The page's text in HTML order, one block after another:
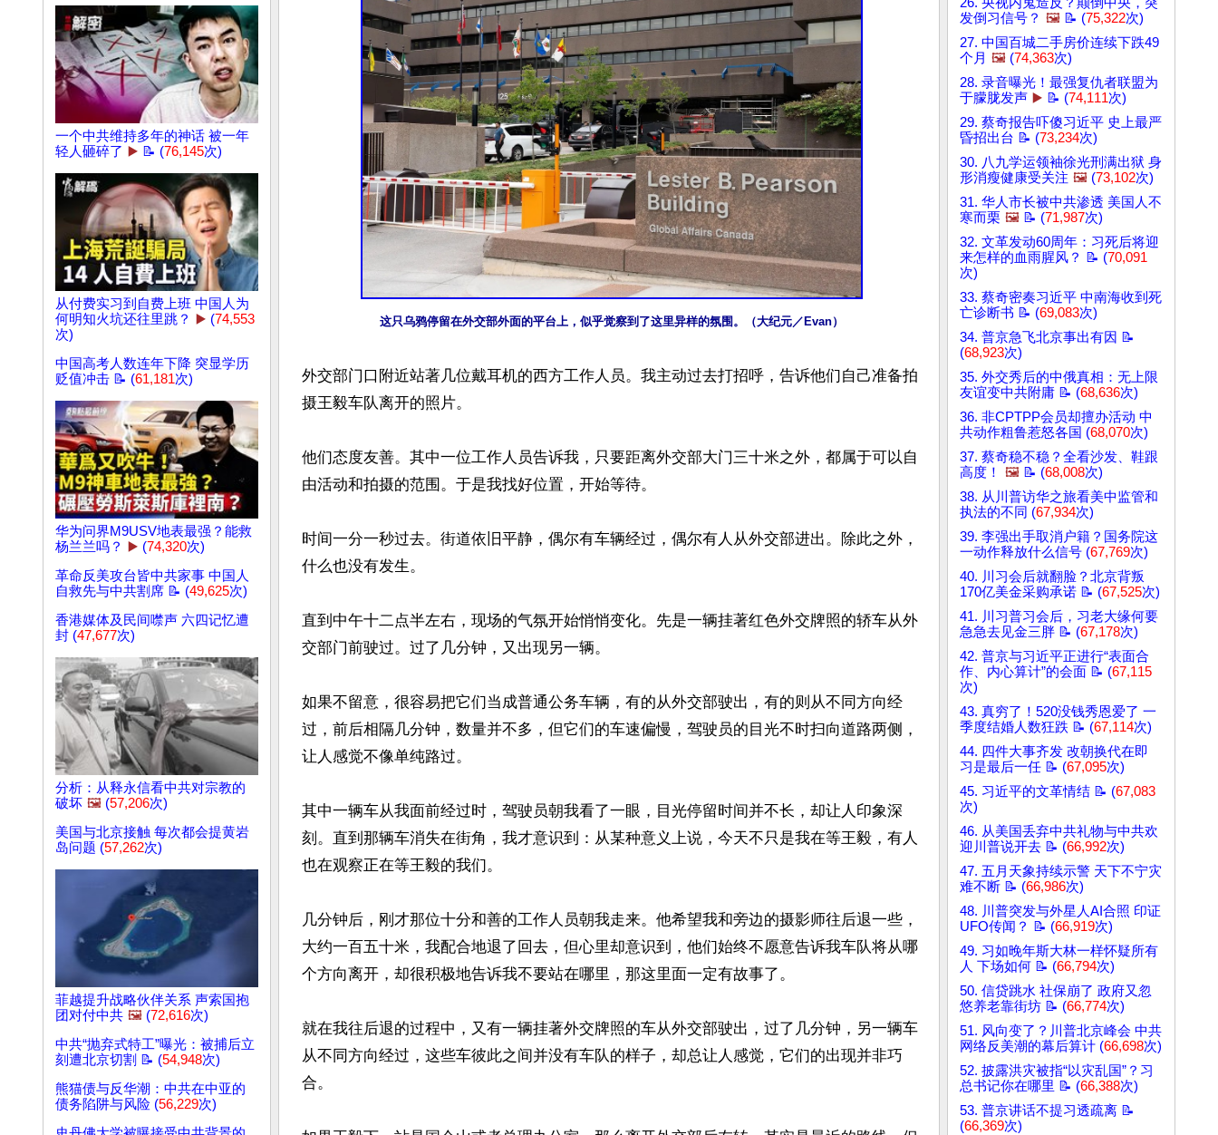
一个中共维持多年的神话 被一年
轻人砸碎了 ▶️ 📝 (76,145次)
从付费实习到自费上班 中国人为
何明知火坑还往里跳？
▶️ (74,553
次)
中国高考人数连年下降 突显学历
贬值冲击 📝 (61,181次)
华为问界M9USV地表最强？能救
杨兰兰吗？
▶️ (74,320次)
革命反美攻台皆中共家事 中国人
自救先与中共割席 📝 (49,625次)
香港媒体及民间噤声 六四记忆遭
封 (47,677次)
分析：从释永信看中共对宗教的
破坏 🖼️ (57,206次)
美国与北京接触 每次都会提黄岩
岛问题 (57,262次)
菲越提升战略伙伴关系 声索国抱
团对付中共 🖼️ (72,616次)
中共“抛弃式特工”曝光：被捕后立
刻遭北京切割 📝 (54,948次)
熊猫债与反华潮：中共在中亚的
债务陷阱与风险 (56,229次)
这只乌鸦停留在外交部外面的平台上，似乎觉察到了这里异样的氛围。（大纪元／Evan）
外交部门口附近站著几位戴耳机的西方工作人员。我主动过去打招呼，告诉他们自己准备拍
摄王毅车队离开的照片。
他们态度友善。其中一位工作人员告诉我，只要距离外交部大门三十米之外，都属于可以自
由活动和拍摄的范围。于是我找好位置，开始等待。
时间一分一秒过去。街道依旧平静，偶尔有车辆经过，偶尔有人从外交部进出。除此之外，
什么也没有发生。
直到中午十二点半左右，现场的气氛开始悄悄变化。先是一辆挂著红色外交牌照的轿车从外
交部门前驶过。过了几分钟，又出现另一辆。
如果不留意，很容易把它们当成普通公务车辆，有的从外交部驶出，有的则从不同方向经
过，前后相隔几分钟，数量并不多，但它们的车速偏慢，驾驶员的目光不时扫向道路两侧，
让人感觉不像单纯路过。
其中一辆车从我面前经过时，驾驶员朝我看了一眼，目光停留时间并不长，却让人印象深
刻。直到那辆车消失在街角，我才意识到：从某种意义上说，今天不只是我在等王毅，有人
也在观察正在等王毅的我们。
几分钟后，刚才那位十分和善的工作人员朝我走来。他希望我和旁边的摄影师往后退一些，
大约一百五十米，我配合地退了回去，但心里却意识到，他们始终不愿意告诉我车队将从哪
个方向离开，却很积极地告诉我不要站在哪里，那这里面一定有故事了。
就在我往后退的过程中，又有一辆挂著外交牌照的车从外交部驶出，过了几分钟，另一辆车
从不同方向经过，这些车彼此之间并没有车队的样子，却总让人感觉，它们的出现并非巧
合。
发倒习信号？ 🖼️ 📝 (75,322次)
27. 中国百城二手房价连续下跌49
个月 🖼️ (74,363次)
28. 录音曝光！最强复仇者联盟为
于朦胧发声 ▶️ 📝 (74,111次)
29. 蔡奇报告吓傻习近平 史上最严
昏招出台 📝 (73,234次)
30. 八九学运领袖徐光刑满出狱 身
形消瘦健康受关注 🖼️ (73,102次)
31. 华人市长被中共渗透 美国人不
寒而栗 🖼️ 📝 (71,987次)
32. 文革发动60周年：习死后将迎
来怎样的血雨腥风？ 📝 (70,091
次)
33. 蔡奇密奏习近平 中南海收到死
亡诊断书 📝 (69,083次)
34. 普京急飞北京事出有因 📝
(68,923次)
35. 外交秀后的中俄真相：无上限
友谊变中共附庸 📝 (68,636次)
36. 非CPTPP会员却擅办活动 中
共动作粗鲁惹怒各国 (68,070次)
37. 蔡奇稳不稳？全看沙发、鞋跟
高度！
🖼️ 📝 (68,008次)
38. 从川普访华之旅看美中监管和
执法的不同 (67,934次)
39. 李强出手取消户籍？国务院这
一动作释放什么信号 (67,769次)
40. 川习会后就翻脸？北京背叛
170亿美金采购承诺 📝 (67,525次)
41. 川习普习会后，习老大缘何要
急急去见金三胖 📝 (67,178次)
42. 普京与习近平正进行“表面合
作、内心算计”的会面 📝 (67,115
次)
43. 真穷了！520没钱秀恩爱了 一
季度结婚人数狂跌 📝 (67,114次)
44. 四件大事齐发 改朝换代在即
习是最后一任 📝 (67,095次)
45. 习近平的文革情结 📝 (67,083
次)
46. 从美国丢弃中共礼物与中共欢
迎川普说开去 📝 (66,992次)
47. 五月天象持续示警 天下不宁灾
难不断 📝 (66,986次)
48. 川普突发与外星人AI合照 印证
UFO传闻？ 📝 (66,919次)
49. 习如晚年斯大林一样怀疑所有
人 下场如何 📝 (66,794次)
50. 信贷跳水 社保崩了 政府又忽
悠养老靠街坊 📝 (66,774次)
51. 风向变了？川普北京峰会 中共
网络反美潮的幕后算计 (66,698次)
52. 披露洪灾被指“以灾乱国”？习
总书记你在哪里 📝 (66,388次)
53. 普京讲话不提习透疏离 📝
(66,369次)